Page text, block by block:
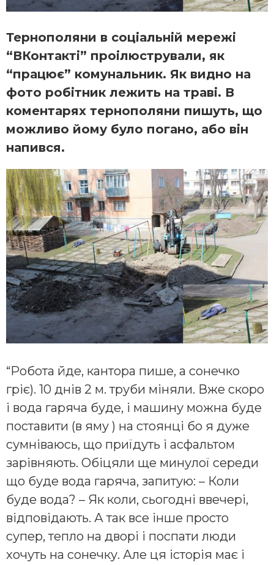
Тернополяни в соціальній мережі
“ВКонтакті” проілюстрували, як
“працює” комунальник. Як видно на
фото робітник лежить на траві. В
коментарях тернополяни пишуть, що
можливо йому було погано, або він
напився.
“Робота йде, кантора пише, а сонечко
гріє). 10 днів 2 м. труби міняли. Вже скоро
і вода гаряча буде, і машину можна буде
поставити (в яму ) на стоянці бо я дуже
сумніваюсь, що приїдуть і асфальтом
зарівняють. Обіцяли ще минулої середи
що буде вода гаряча, запитую: – Коли
буде вода? – Як коли, сьогодні ввечері,
відповідають. А так все інше просто
супер, тепло на дворі і поспати люди
хочуть на сонечку. Але ця історія має і